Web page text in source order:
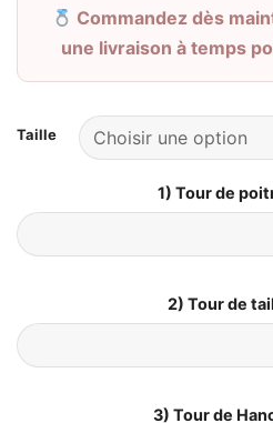
Commandez dès
une livraison à temps
Taille
1) Tour de
2) Tour de
3) Tour de